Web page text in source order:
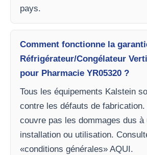
pays.
Comment fonctionne la
Réfrigérateur/Congélateur
pour Pharmacie YR05320 ?
Tous les équipements Kalstein
contre les défauts de
couvre pas les dommages dus à
installation ou utilisation.
«conditions générales» AQUI.